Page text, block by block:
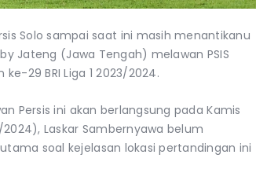
Solo sampai saat ini masih menantikanu
Jateng (Jawa Tengah) melawan PSIS
29 BRI Liga 1 2023/2024.
Persis ini akan berlangsung pada Kamis
Laskar Sambernyawa belum
soal kejelasan lokasi pertandingan ini